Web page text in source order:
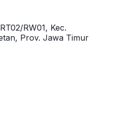
RW01, Kec.
Prov. Jawa Timur